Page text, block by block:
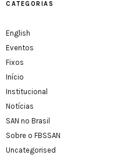
CATEGORIAS
English
Eventos
Fixos
Início
Institucional
Notícias
SAN no Brasil
Sobre o FBSSAN
Uncategorised